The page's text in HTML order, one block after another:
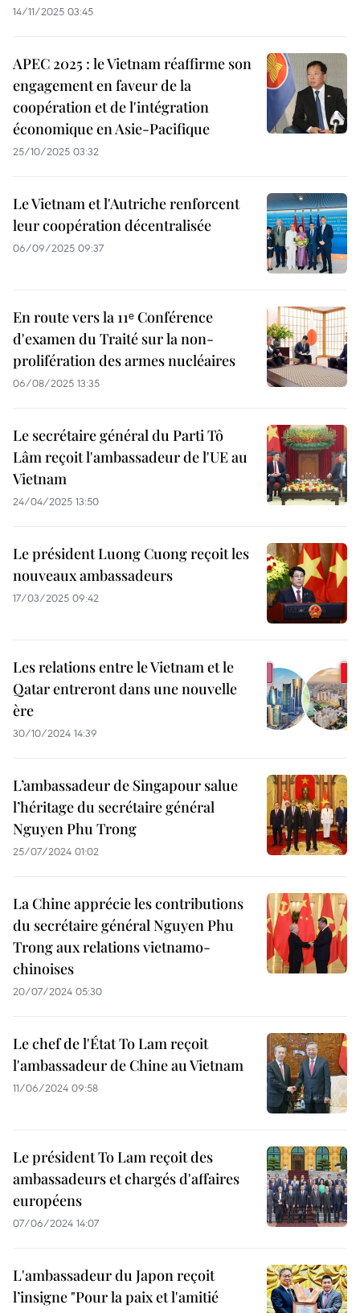
14/11/2025 03:45
APEC 2025 : le Vietnam réaffirme son
engagement en faveur de la
coopération et de l'intégration
économique en Asie-Pacifique
25/10/2025 03:32
Le Vietnam et l'Autriche renforcent
leur coopération décentralisée
06/09/2025 09:37
En route vers la 11ᵉ Conférence
d'examen du Traité sur la non-
prolifération des armes nucléaires
06/08/2025 13:35
Le secrétaire général du Parti Tô
Lâm reçoit l'ambassadeur de l'UE au
Vietnam
24/04/2025 13:50
Le président Luong Cuong reçoit les
nouveaux ambassadeurs
17/03/2025 09:42
Les relations entre le Vietnam et le
Qatar entreront dans une nouvelle
ère
30/10/2024 14:39
L’ambassadeur de Singapour salue
l’héritage du secrétaire général
Nguyen Phu Trong
25/07/2024 01:02
La Chine apprécie les contributions
du secrétaire général Nguyen Phu
Trong aux relations vietnamo-
chinoises
20/07/2024 05:30
Le chef de l'État To Lam reçoit
l'ambassadeur de Chine au Vietnam
11/06/2024 09:58
Le président To Lam reçoit des
ambassadeurs et chargés d'affaires
européens
07/06/2024 14:07
L'ambassadeur du Japon reçoit
l’insigne "Pour la paix et l'amitié